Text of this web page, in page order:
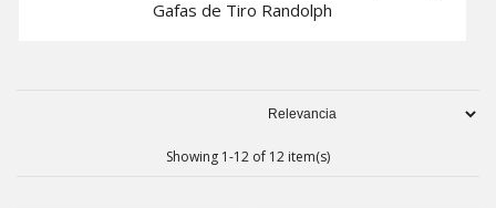
Gafas de Tiro Randolph
Showing 1-12 of 12 item(s)